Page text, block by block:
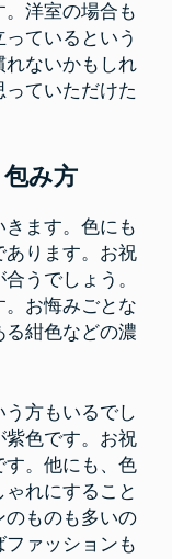
洋室の場合も
ているという
れないかもしれ
ていただけた
み方
ます。色にも
あります。お祝
うでしょう。
お悔みごとな
る紺色などの濃
方もいるでし
紫色です。お祝
す。他にも、色
れにすること
のものも多いの
ァッションも